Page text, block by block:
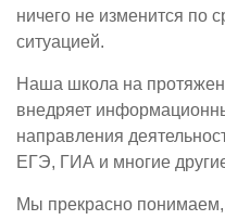
ничего не изменится по
ситуацией.
Наша школа на
внедряет
направления
ЕГЭ, ГИА и многие
Мы прекрасно понимаем,